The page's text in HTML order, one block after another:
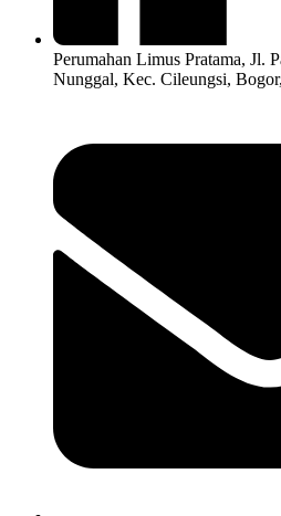
Perumahan Limus Pratama, Jl.
Nunggal, Kec. Cileungsi,